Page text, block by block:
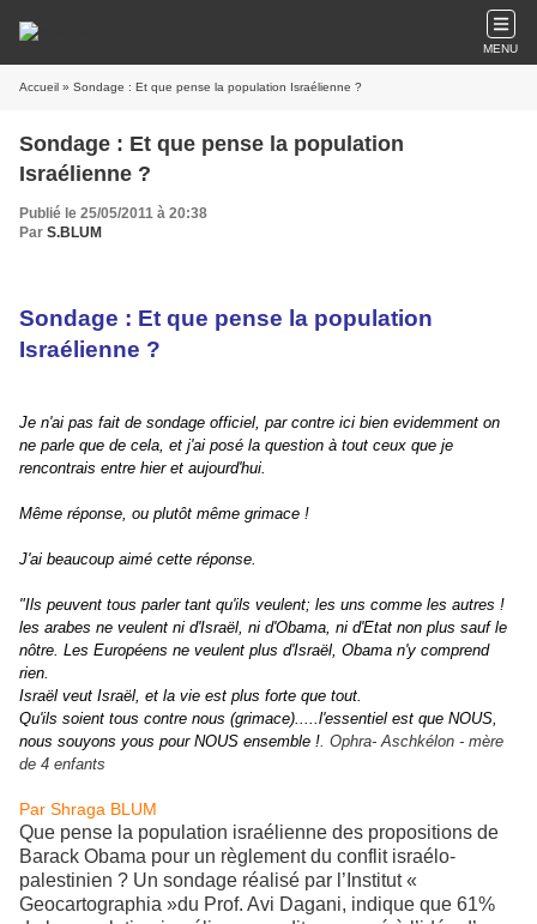
MENU
Accueil » Sondage : Et que pense la population Israélienne ?
Sondage : Et que pense la population
Israélienne ?
Publié le 25/05/2011 à 20:38
Par S.BLUM
Sondage : Et que pense la population
Israélienne ?
Je n'ai pas fait de sondage officiel, par contre ici bien evidemment on
ne parle que de cela, et j'ai posé la question à tout ceux que je
rencontrais entre hier et aujourd'hui.
Même réponse, ou plutôt même grimace !
J'ai beaucoup aimé cette réponse.
"Ils peuvent tous parler tant qu'ils veulent; les uns comme les autres !
les arabes ne veulent ni d'Israël, ni d'Obama, ni d'Etat non plus sauf le
nôtre. Les Européens ne veulent plus d'Israël, Obama n'y comprend
rien.
Israël veut Israël, et la vie est plus forte que tout.
Qu'ils soient tous contre nous (grimace).....l'essentiel est que NOUS,
nous souyons yous pour NOUS ensemble !. Ophra- Aschkélon - mère
de 4 enfants
Par Shraga BLUM
Que pense la population israélienne des propositions de
Barack Obama pour un règlement du conflit israélo-
palestinien ? Un sondage réalisé par l’Institut «
Geocartographia »du Prof. Avi Dagani, indique que 61%